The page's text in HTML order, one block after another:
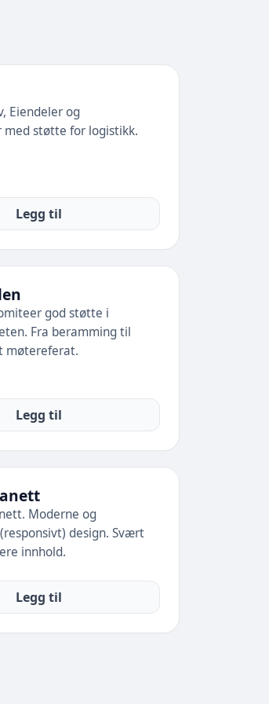
Eiendeler og
med støtte for logistikk.
Legg til
god støtte i
Fra beramming til
møtereferat.
Legg til
Moderne og
design. Svært
innhold.
Legg til